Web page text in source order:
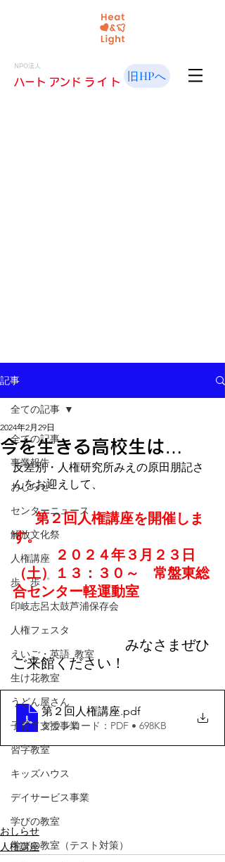
NPO法人
​ハート アンド ライト 旧HPへ
記事
全ての記事
事業報告
おしらせ
センターニュース
解放文化祭
人権講座
歩゜歩゜
印岐志呂太鼓芦浦保存会
人権フェスタ
えいご・英語_教室
生け花教室
うどん屋さん
子育て支援事業
習字教室
キッズハウス
デイサービス事業
学びの教室
学びの教室（テスト対策）
全ての記事
今を生きる高校生は…
2024年2月29日
反差別・人権研究所みえの原田朋記さ
んをお迎えして、
第２回人権講座を開催しま
す。
２０２４年３月２３日
（土）１３：３０～　常盤東総
合センター軽運動室
みなさまぜひ
ご来館ください！
第２回人権講座.pdf
ダウンロード：PDF • 698KB
おしらせ
人権講座